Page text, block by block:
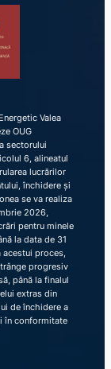
Valea
OUG
sectorului
6, alineatul
lucrărilor
închidere și
se va realiza
2026,
pentru minele
la data de 31
acestui proces,
progresiv
până la finalul
extras din
de închidere a
în conformitate